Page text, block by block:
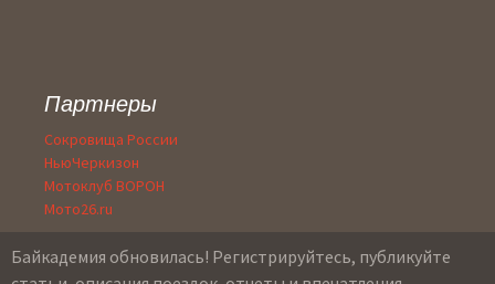
Партнеры
Сокровища России
НьюЧеркизон
Мотоклуб ВОРОН
Мото26.ru
Байкадемия обновилась! Регистрируйтесь, публикуйте